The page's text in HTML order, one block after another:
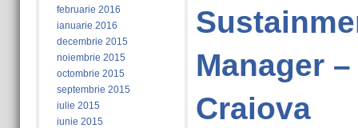
februarie 2016
ianuarie 2016
decembrie 2015
noiembrie 2015
octombrie 2015
septembrie 2015
iulie 2015
iunie 2015
Manager
Craiova